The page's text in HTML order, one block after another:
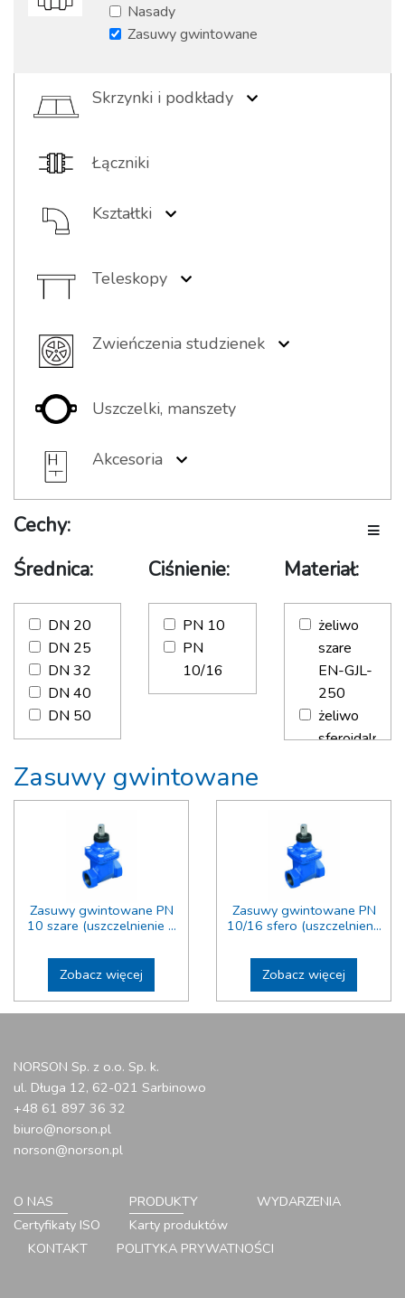
Nasady
Zasuwy gwintowane
Skrzynki i podkłady
Podkładki
Pierścienie wyrównawcze
Łączniki
Kształtki
Kształtki stalowe (kołnierze)
Teleskopy
Teleskop z pokrywą PP
Zwieńczenia studzienek
Elementy kompozytowe
Uszczelki, manszety
Akcesoria
Taśmy
Zawór odpowietrzający
Cechy:
Średnica:
DN 20
DN 25
DN 32
DN 40
DN 50
Ciśnienie:
PN 10
PN
10/16
Materiał:
żeliwo
szare
EN-GJL-
250
żeliwo
sferoidalne
Zasuwy gwintowane
Zasuwy gwintowane PN
10 szare (uszczelnienie ...
Zobacz więcej
Zasuwy gwintowane PN
10/16 sfero (uszczelnien...
Zobacz więcej
NORSON Sp. z o.o. Sp. k.
ul. Długa 12, 62-021 Sarbinowo
+48 61 897 36 32
biuro@norson.pl
norson@norson.pl
O NAS
Certyfikaty ISO
PRODUKTY
Karty produktów
WYDARZENIA
KONTAKT POLITYKA PRYWATNOŚCI